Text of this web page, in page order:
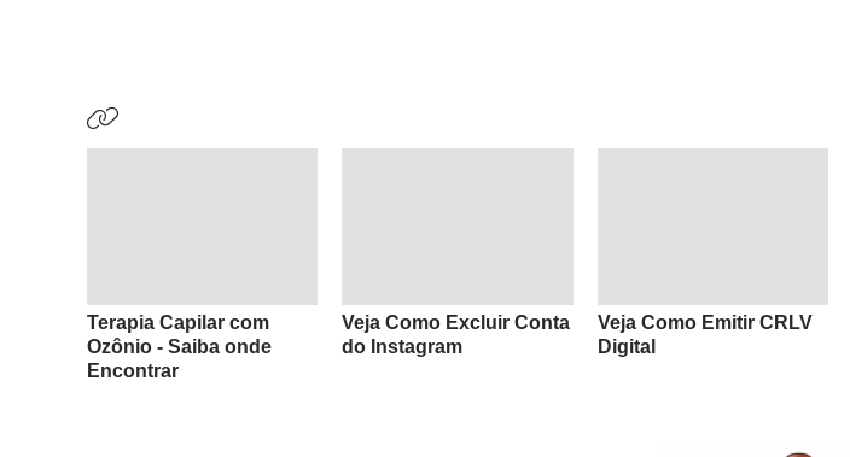
Terapia Capilar com
Ozônio - Saiba onde
Encontrar
Veja Como Excluir Conta
do Instagram
Veja Como Emitir CRLV
Digital